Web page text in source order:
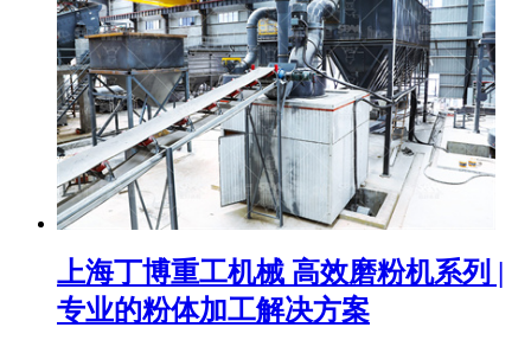
上海丁博重工机械 高效磨粉机系列 |
专业的粉体加工解决方案